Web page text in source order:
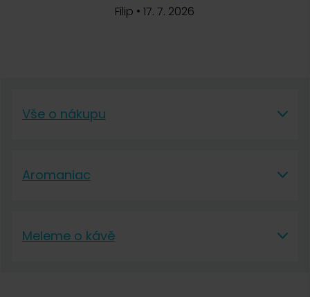
Filip •17. 7. 2026
Vše o nákupu
Aromaniac
Meleme o kávě